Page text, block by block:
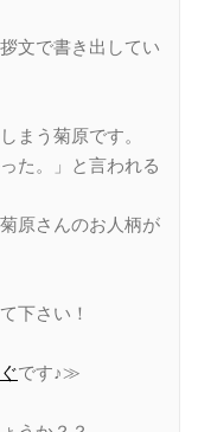
文で書き出してい
まう菊原です。
た。」と言われる
原さんのお人柄が
下さい！
です♪≫